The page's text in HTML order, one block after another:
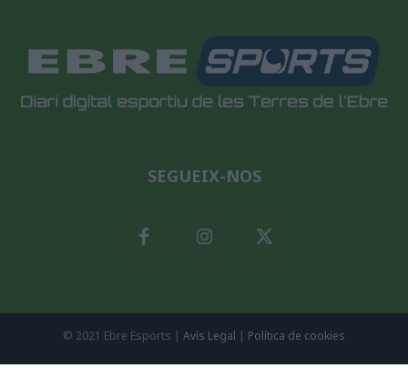
SEGUEIX-NOS
© 2021 Ebre Esports | Avís Legal | Política de cookies